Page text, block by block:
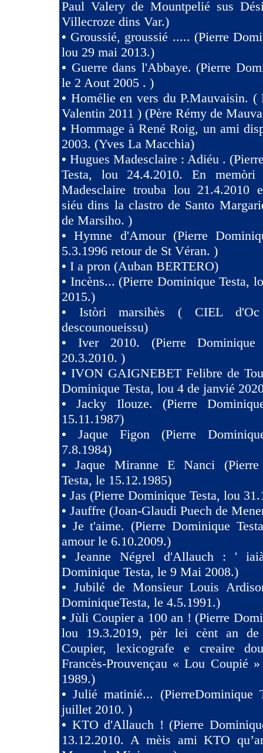
Paul Valery de Mountpelié sus
Villecroze dins Var.)
• Groussié, groussié ..... (Pierre
lou 29 mai 2013.)
• Guerre dans l'Abbaye. (Pierre
le 2 Aout 2005 . )
• Homélie en vers du P.Mauvaisin. (
Valentin 2011 ) (Père Rémy de
•Hommage à René Roig, un ami
2003. (Yves La Macchia)
• Hugues Madesclaire : Adiéu .
Testa, lou 24.4.2010. En memòri
Madesclaire trouba lou 21.4.2010
siéu dins la clastro de Santo
de Marsiho. )
•Hymne d'Amour (Pierre
5.3.1996 retour de St Véran. )
• I a pron (Auban BERTERO)
• Incèns... (Pierre Dominique Testa,
2015.)
• Istòri marsihès ( CIEL
descounoueissu)
• Iver 2010. (Pierre
20.3.2010. )
• IVON GAIGNEBET Felibre de
Dominique Testa, lou 4 de janvié
•Jacky Ilouze. (Pierre
15.11.1987)
• Jaque Figon (Pierre
7.8.1984)
•Jaque Miranne E Nanci (Pierre
Testa, le 15.12.1985)
• Jas (Pierre Dominique Testa, lou
• Jauffre (Joan-Glaudi Puech de
• Je t'aime. (Pierre Dominique
amour le 6.10.2009.)
• Jeanne Négrel d'Allauch : '
Dominique Testa, le 9 Mai 2008.)
• Jubilé de Monsieur Louis
DominiqueTesta, le 4.5.1991.)
•Jùli Coupier a 100 an ! (Pierre
lou 19.3.2019, pèr lei cènt an de
Coupier, lexicografe e creaire
Francès-Prouvençau « Lou Coupié
1989.)
•Julié matinié... (PierreDominique
juillet 2010. )
• KTO d'Allauch ! (Pierre
13.12.2010. A mèis ami KTO